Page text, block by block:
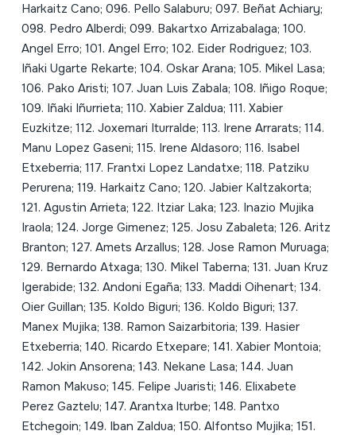
Harkaitz Cano; 096. Pello Salaburu; 097. Beñat Achiary;
098. Pedro Alberdi; 099. Bakartxo Arrizabalaga; 100.
Angel Erro; 101. Angel Erro; 102. Eider Rodriguez; 103.
Iñaki Ugarte Rekarte; 104. Oskar Arana; 105. Mikel Lasa;
106. Pako Aristi; 107. Juan Luis Zabala; 108. Iñigo Roque;
109. Iñaki Iñurrieta; 110. Xabier Zaldua; 111. Xabier
Euzkitze; 112. Joxemari Iturralde; 113. Irene Arrarats; 114.
Manu Lopez Gaseni; 115. Irene Aldasoro; 116. Isabel
Etxeberria; 117. Frantxi Lopez Landatxe; 118. Patziku
Perurena; 119. Harkaitz Cano; 120. Jabier Kaltzakorta;
121. Agustin Arrieta; 122. Itziar Laka; 123. Inazio Mujika
Iraola; 124. Jorge Gimenez; 125. Josu Zabaleta; 126. Aritz
Branton; 127. Amets Arzallus; 128. Jose Ramon Muruaga;
129. Bernardo Atxaga; 130. Mikel Taberna; 131. Juan Kruz
Igerabide; 132. Andoni Egaña; 133. Maddi Oihenart; 134.
Oier Guillan; 135. Koldo Biguri; 136. Koldo Biguri; 137.
Manex Mujika; 138. Ramon Saizarbitoria; 139. Hasier
Etxeberria; 140. Ricardo Etxepare; 141. Xabier Montoia;
142. Jokin Ansorena; 143. Nekane Lasa; 144. Juan
Ramon Makuso; 145. Felipe Juaristi; 146. Elixabete
Perez Gaztelu; 147. Arantxa lturbe; 148. Pantxo
Etchegoin; 149. Iban Zaldua; 150. Alfontso Mujika; 151.